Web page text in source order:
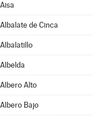
Aisa
Albalate de Cinca
Albalatillo
Albelda
Albero Alto
Albero Bajo